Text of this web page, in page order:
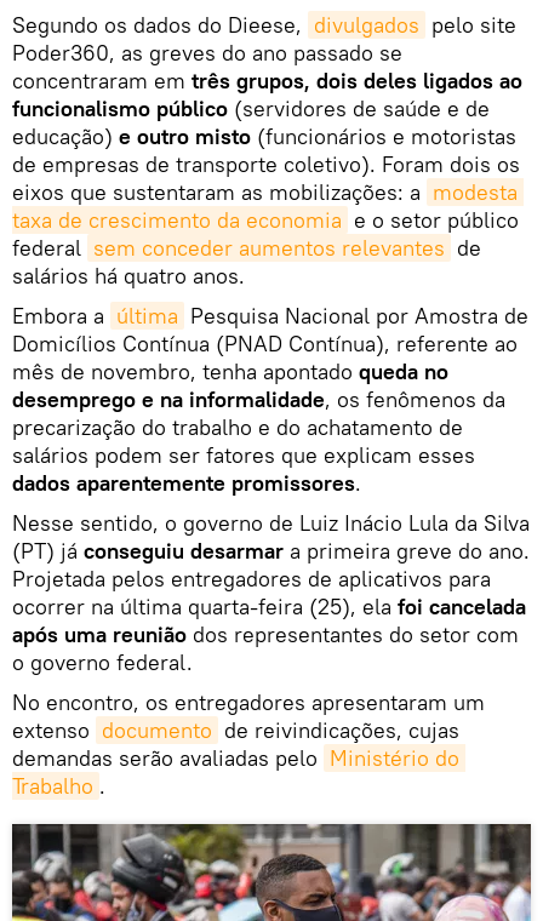
Segundo os dados do Dieese, divulgados pelo site
Poder360, as greves do ano passado se
concentraram em três grupos, dois deles ligados ao
funcionalismo público (servidores de saúde e de
educação) e outro misto (funcionários e motoristas
de empresas de transporte coletivo). Foram dois os
eixos que sustentaram as mobilizações: a modesta
taxa de crescimento da economia e o setor público
federal sem conceder aumentos relevantes de
salários há quatro anos.
Embora a última Pesquisa Nacional por Amostra de
Domicílios Contínua (PNAD Contínua), referente ao
mês de novembro, tenha apontado queda no
desemprego e na informalidade, os fenômenos da
precarização do trabalho e do achatamento de
salários podem ser fatores que explicam esses
dados aparentemente promissores.
Nesse sentido, o governo de Luiz Inácio Lula da Silva
(PT) já conseguiu desarmar a primeira greve do ano.
Projetada pelos entregadores de aplicativos para
ocorrer na última quarta-feira (25), ela foi cancelada
após uma reunião dos representantes do setor com
o governo federal.
No encontro, os entregadores apresentaram um
extenso documento de reivindicações, cujas
demandas serão avaliadas pelo Ministério do
Trabalho .